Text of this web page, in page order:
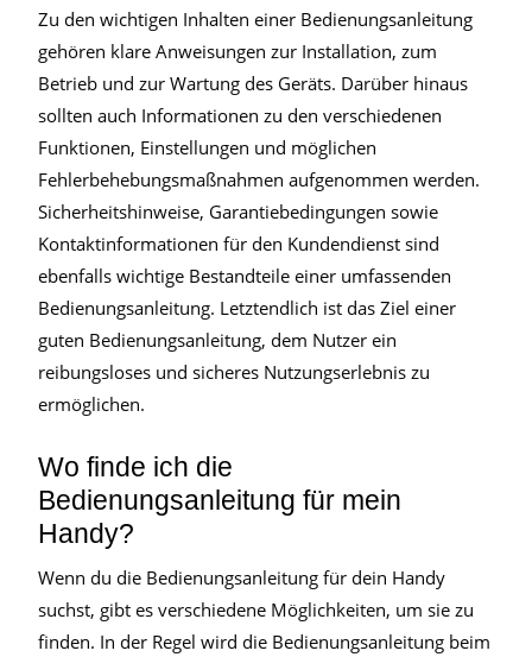
Zu den wichtigen Inhalten einer Bedienungsanleitung
gehören klare Anweisungen zur Installation, zum
Betrieb und zur Wartung des Geräts. Darüber hinaus
sollten auch Informationen zu den verschiedenen
Funktionen, Einstellungen und möglichen
Fehlerbehebungsmaßnahmen aufgenommen werden.
Sicherheitshinweise, Garantiebedingungen sowie
Kontaktinformationen für den Kundendienst sind
ebenfalls wichtige Bestandteile einer umfassenden
Bedienungsanleitung. Letztendlich ist das Ziel einer
guten Bedienungsanleitung, dem Nutzer ein
reibungsloses und sicheres Nutzungserlebnis zu
ermöglichen.
Wo finde ich die
Bedienungsanleitung für mein
Handy?
Wenn du die Bedienungsanleitung für dein Handy
suchst, gibt es verschiedene Möglichkeiten, um sie zu
finden. In der Regel wird die Bedienungsanleitung beim